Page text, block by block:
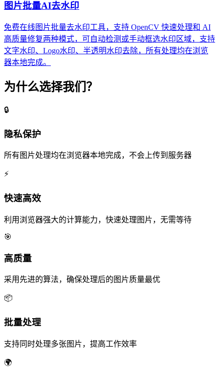
图片批量AI去水印
免费在线图片批量去水印工具，支持 OpenCV 快速处理和 AI
高质量修复两种模式，可自动检测或手动框选水印区域，支持
文字水印、Logo水印、半透明水印去除，所有处理均在浏览
器本地完成。
为什么选择我们？
🔒
隐私保护
所有图片处理均在浏览器本地完成，不会上传到服务器
⚡
快速高效
利用浏览器强大的计算能力，快速处理图片，无需等待
🎯
高质量
采用先进的算法，确保处理后的图片质量最优
📦
批量处理
支持同时处理多张图片，提高工作效率
🌍